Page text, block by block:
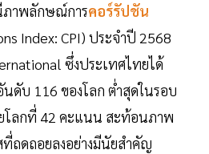
ภาพลักษณ์การคอร์รัปชัน
Index: CPI) ประจำปี 2568
ซึ่งประเทศไทยได้
ดับ 116 ของโลก ต่ำสุดในรอบ
โลกที่ 42 คะแนน สะท้อนภาพ
ถดถอยลงอย่างมีนัยสำคัญ